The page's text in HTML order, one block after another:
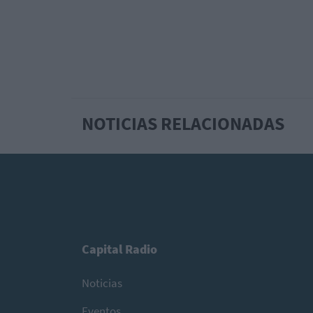
NOTICIAS RELACIONADAS
Capital Radio
Noticias